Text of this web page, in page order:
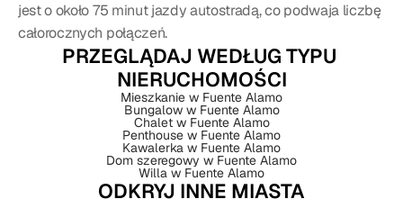
jest o około 75 minut jazdy autostradą, co podwaja liczbę
całorocznych połączeń.
PRZEGLĄDAJ WEDŁUG TYPU
NIERUCHOMOŚCI
Mieszkanie w Fuente Alamo
Bungalow w Fuente Alamo
Chalet w Fuente Alamo
Penthouse w Fuente Alamo
Kawalerka w Fuente Alamo
Dom szeregowy w Fuente Alamo
Willa w Fuente Alamo
ODKRYJ INNE MIASTA